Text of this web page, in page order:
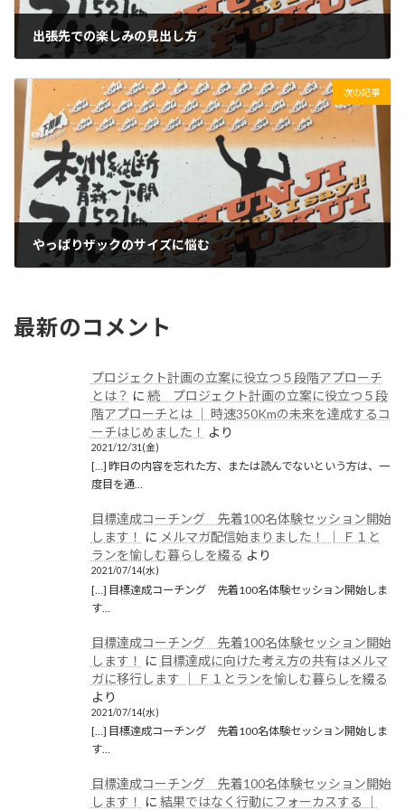
出張先での楽しみの見出し方
次の記事
やっぱりザックのサイズに悩む
最新のコメント
プロジェクト計画の立案に役立つ５段階アプローチ
とは？ に 続 プロジェクト計画の立案に役立つ５段
階アプローチとは │ 時速350Kmの未来を達成するコ
ーチはじめました！
より
2021/12/31(金)
[…] 昨日の内容を忘れた方、または読んでないという方は、一
度目を通…
目標達成コーチング 先着100名体験セッション開始
します！
に メルマガ配信始まりました！ │ Ｆ１と
ランを愉しむ暮らしを綴る より
2021/07/14(水)
[…] 目標達成コーチング 先着100名体験セッション開始しま
す…
目標達成コーチング 先着100名体験セッション開始
します！
に 目標達成に向けた考え方の共有はメルマ
ガに移行します │ Ｆ１とランを愉しむ暮らしを綴る
より
2021/07/14(水)
[…] 目標達成コーチング 先着100名体験セッション開始しま
す…
目標達成コーチング 先着100名体験セッション開始
します！
に 結果ではなく行動にフォーカスする │